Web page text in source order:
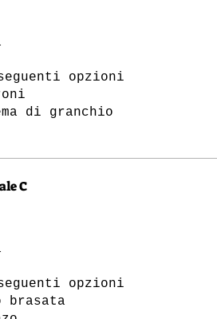
opzioni
di granchio
C
opzioni
brasata